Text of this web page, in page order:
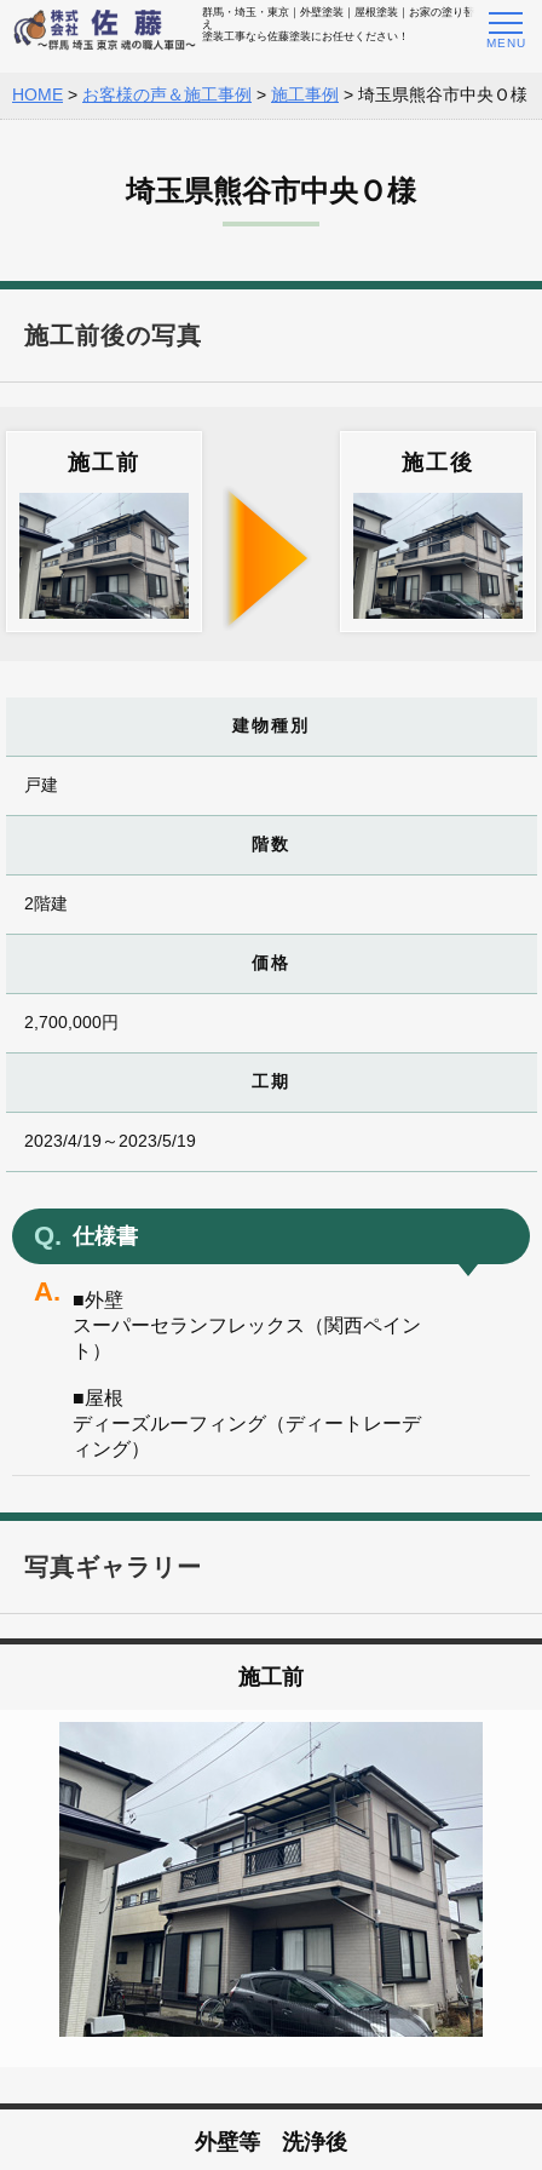
群馬・埼玉・東京｜外壁塗装｜屋根塗装｜お家の塗り替
え
塗装工事なら佐藤塗装にお任せください！
HOME > お客様の声＆施工事例 > 施工事例 > 埼玉県熊谷市中央Ｏ様
埼玉県熊谷市中央Ｏ様
施工前後の写真
施工前 施工後
建物種別
戸建
階数
2階建
価格
2,700,000円
工期
2023/4/19～2023/5/19
仕様書
■外壁
スーパーセランフレックス（関西ペイン
ト）
■屋根
ディーズルーフィング（ディートレーデ
ィング）
写真ギャラリー
施工前
外壁等 洗浄後